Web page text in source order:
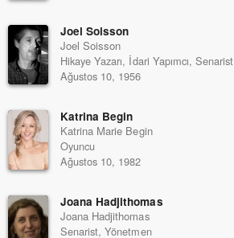
Joel Soisson
Joel Soisson
Hikaye Yazarı, İdari Yapımcı, Senarist
Ağustos 10, 1956
Katrina Begin
Katrina Marie Begin
Oyuncu
Ağustos 10, 1982
Joana Hadjithomas
Joana Hadjithomas
Senarist, Yönetmen